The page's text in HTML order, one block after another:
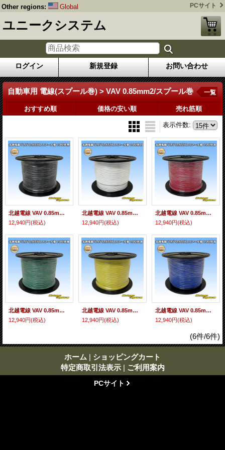
Other regions: Global PCサイト
ユニークシステム
ログイン 新規登録 お問い合わせ
自動車用 電線(スプール巻) > VAV 0.85mm2/スプール巻 一覧
おすすめ順 価格の安い順 売れ筋順
表示件数:
北越電線 VAV 0.85mm2 スプール巻 100M 黒
12,940円(税込)
北越電線 VAV 0.85mm2 スプール巻 100M 白
12,940円(税込)
北越電線 VAV 0.85mm2 スプール巻 100M 赤
12,940円(税込)
北越電線 VAV 0.85mm2 スプール巻 100M 緑
12,940円(税込)
北越電線 VAV 0.85mm2 スプール巻 100M 黄
12,940円(税込)
北越電線 VAV 0.85mm2 スプール巻 100M 青
12,940円(税込)
(6件/6件)
ホーム | ショッピングカート
特定商取引法表示 | ご利用案内
PCサイト